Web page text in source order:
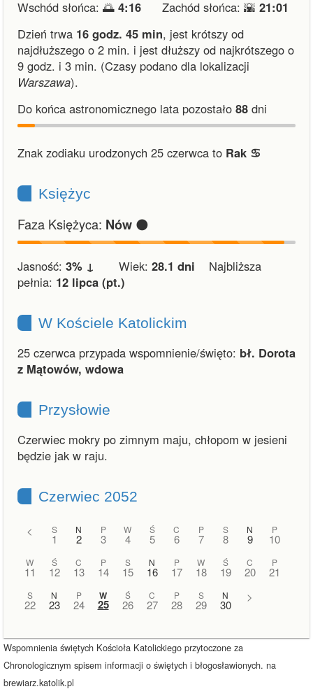
Wschód słońca: 🌅 4:16 Zachód słońca: 🌇 21:01
Dzień trwa 16 godz. 45 min, jest krótszy od
najdłuższego o 2 min. i jest dłuższy od najkrótszego o
9 godz. i 3 min. (Czasy podano dla lokalizacji
Warszawa).
Do końca astronomicznego lata pozostało 88 dni
Znak zodiaku urodzonych 25 czerwca to Rak ♋︎
Księżyc
Faza Księżyca: Nów 🌑
Jasność: 3% ↓ Wiek: 28.1 dni Najbliższa
pełnia: 12 lipca (pt.)
W Kościele Katolickim
25 czerwca przypada wspomnienie/święto: bł. Dorota
z Mątowów, wdowa
Przysłowie
Czerwiec mokry po zimnym maju, chłopom w jesieni
będzie jak w raju.
Czerwiec 2052
< S
1
N
2
P
3
W
4
Ś
5
C
6
P
7
S
8
N
9
P
10
W
11
Ś
12
C
13
P
14
S
15
N
16
P
17
W
18
Ś
19
C
20
P
21
S
22
N
23
P
24
W
25
Ś
26
C
27
P
28
S
29
N
30
>
Wspomnienia świętych Kościoła Katolickiego przytoczone za
Chronologicznym spisem informacji o świętych i błogosławionych. na
brewiarz.katolik.pl